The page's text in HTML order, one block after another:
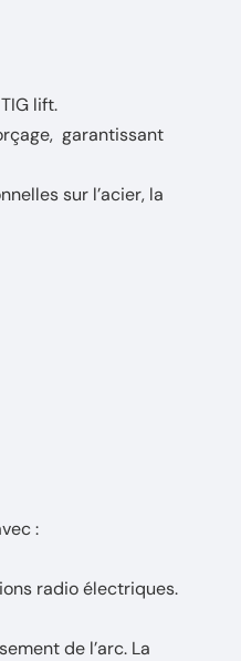
lift.
garantissant
sur l’acier, la
:
radio électriques.
de l’arc. La